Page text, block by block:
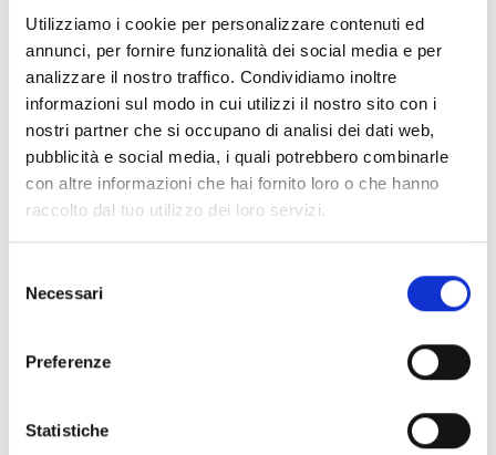
Utilizziamo i cookie per personalizzare contenuti ed
annunci, per fornire funzionalità dei social media e per
analizzare il nostro traffico. Condividiamo inoltre
informazioni sul modo in cui utilizzi il nostro sito con i
nostri partner che si occupano di analisi dei dati web,
pubblicità e social media, i quali potrebbero combinarle
con altre informazioni che hai fornito loro o che hanno
raccolto dal tuo utilizzo dei loro servizi.
delNecessari
Preferenze
Statistiche
Pareti divisorie
Le pareti divisorie rappresentano una soluzione
funzionale ed elegante per riorganizzare e ottimizzare gli
spazi interni, sia in contesti residenziali che lavorativi.
Realizzate con materiali come alluminio e vetro,